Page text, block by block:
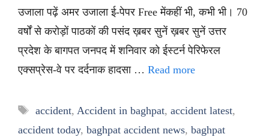
उजाला पढ़ें अमर उजाला ई-पेपर Free मेंकहीं भी, कभी भी। 70
वर्षों से करोड़ों पाठकों की पसंद ख़बर सुनें ख़बर सुनें उत्तर
प्रदेश के बागपत जनपद में शनिवार को ईस्टर्न पेरिफेरल
एक्सप्रेस-वे पर दर्दनाक हादसा … Read more
Tags
accident, Accident in baghpat, accident latest,
accident today, baghpat accident news, baghpat